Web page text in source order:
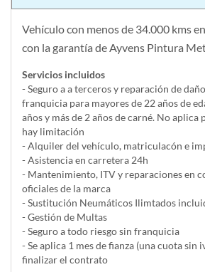
Vehículo con menos de 34.000 kms
con la garantía de Ayvens Pintura
Servicios incluidos
- Seguro a a terceros y reparación de
franquicia para mayores de 22 años de
años y más de 2 años de carné. No aplica
hay limitación
- Alquiler del vehí­culo, matriculacón e
- Asistencia en carretera 24h
- Mantenimiento, ITV y reparaciones en
oficiales de la marca
- Sustitución Neumáticos Ilimtados
- Gestión de Multas
- Seguro a todo riesgo sin franquicia
- Se aplica 1 mes de fianza (una cuota sin
finalizar el contrato